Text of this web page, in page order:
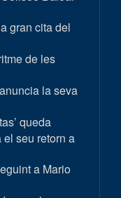
gran cita del
de les
la seva
queda
seu retorn a
a Mario